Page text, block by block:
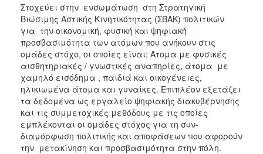
Στοχεύει στην ενσωμάτωση στη Στρατηγική
Βιώσιμης Αστικής Κινητικότητας (ΣΒΑΚ) πολιτικών
για την οικονομική, φυσική και ψηφιακή
προσβασιμότητα των ατόμων που ανήκουν στις
ομάδες στόχο, οι οποίες είναι: Άτομα με φυσικές
αισθητηριακές / γνωστικές αναπηρίες, άτομα με
χαμηλό εισόδημα , παιδιά και οικογένειες,
ηλικιωμένα άτομα και γυναίκες. Επιπλέον εξετάζει
τα δεδομένα ως εργαλείο ψηφιακής διακυβέρνησης
και τις συμμετοχικές μεθόδους με τις οποίες
εμπλέκονται οι ομάδες στόχος για τη συν-
διαμόρφωση πολιτικής και αποφάσεων που αφορούν
την μετακίνηση και προσβασιμότητα στην πόλη.